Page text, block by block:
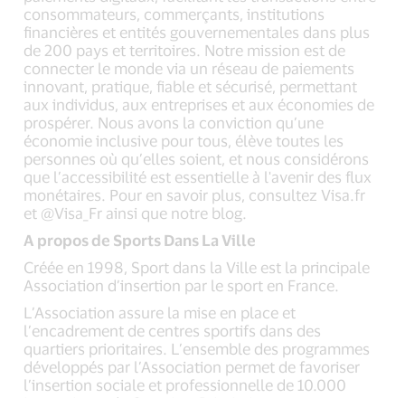
consommateurs, commerçants, institutions
financières et entités gouvernementales dans plus
de 200 pays et territoires. Notre mission est de
connecter le monde via un réseau de paiements
innovant, pratique, fiable et sécurisé, permettant
aux individus, aux entreprises et aux économies de
prospérer. Nous avons la conviction qu’une
économie inclusive pour tous, élève toutes les
personnes où qu’elles soient, et nous considérons
que l’accessibilité est essentielle à l'avenir des flux
monétaires. Pour en savoir plus, consultez Visa.fr
et @Visa_Fr ainsi que notre blog.
A propos de Sports Dans La Ville
Créée en 1998, Sport dans la Ville est la principale
Association d’insertion par le sport en France.
L’Association assure la mise en place et
l’encadrement de centres sportifs dans des
quartiers prioritaires. L’ensemble des programmes
développés par l’Association permet de favoriser
l’insertion sociale et professionnelle de 10.000